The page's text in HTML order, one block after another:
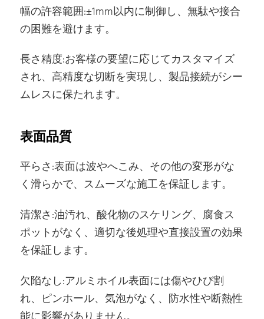
幅の許容範囲:±1mm以内に制御し、無駄や接合
の困難を避けます。
長さ精度:お客様の要望に応じてカスタマイズ
され、高精度な切断を実現し、製品接続がシー
ムレスに保たれます。
表面品質
平らさ:表面は波やへこみ、その他の変形がな
く滑らかで、スムーズな施工を保証します。
清潔さ:油汚れ、酸化物のスケリング、腐食ス
ポットがなく、適切な後処理や直接設置の効果
を保証します。
欠陥なし:アルミホイル表面には傷やひび割
れ、ピンホール、気泡がなく、防水性や断熱性